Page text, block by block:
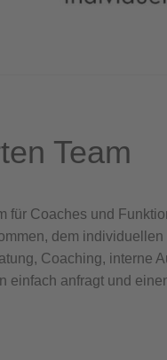
Team
für Coaches und
dem
Coaching, interne
einfach anfragt und